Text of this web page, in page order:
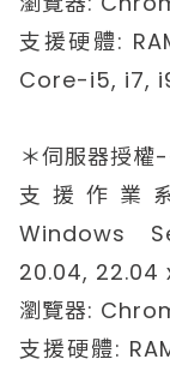
支援硬體:
Core-i5, i7,
＊伺服器授
支援作業
Windows
20.04, 22.04
瀏覽器:
支援硬體: